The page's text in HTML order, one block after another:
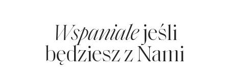
Wspanialejeśli
będziesz z Nami